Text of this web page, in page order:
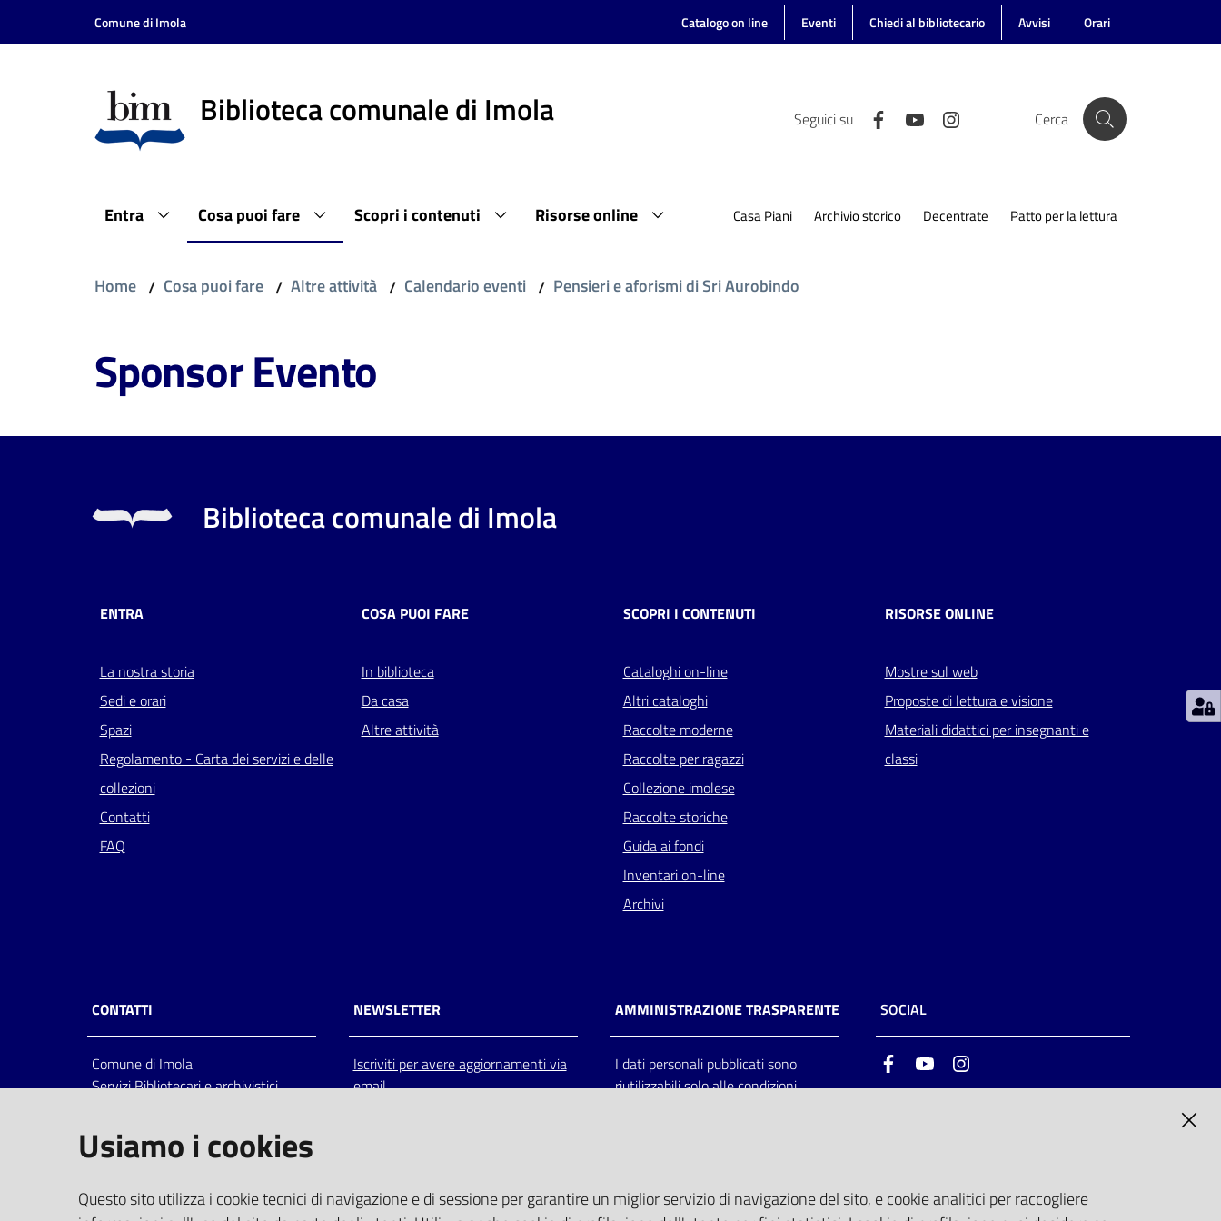
Vai al contenuto
Vai alla navigazione
Comune di Imola Catalogo on line Eventi Chiedi al bibliotecario Avvisi Orari
Biblioteca comunale di Imola Seguici su Cerca
Entra Cosa puoi fare Scopri i contenuti Risorse online Casa Piani Archivio storico Decentrate Patto per la lettura
Home / Cosa puoi fare / Altre attività / Calendario eventi / Pensieri e aforismi di Sri Aurobindo
Sponsor Evento
Biblioteca comunale di Imola
ENTRA
La nostra storia
Sedi e orari
Spazi
Regolamento - Carta dei servizi e delle
collezioni
Contatti
FAQ
COSA PUOI FARE
In biblioteca
Da casa
Altre attività
SCOPRI I CONTENUTI
Cataloghi on-line
Altri cataloghi
Raccolte moderne
Raccolte per ragazzi
Collezione imolese
Raccolte storiche
Guida ai fondi
Inventari on-line
Archivi
RISORSE ONLINE
Mostre sul web
Proposte di lettura e visione
Materiali didattici per insegnanti e
classi
CONTATTI
Comune di Imola
Servizi Bibliotecari e archivistici
Italia
centralino: tel 0542.6026.36 fax
bim@comune.imola.bo.it
PEC
NEWSLETTER
Iscriviti per avere aggiornamenti via
email
AMMINISTRAZIONE TRASPARENTE
I dati personali pubblicati sono
riutilizzabili solo alle condizioni
SOCIAL
FacebookYoutube
Usiamo i cookies
Questo sito utilizza i cookie tecnici di navigazione e di sessione per garantire un miglior servizio di navigazione del sito, e cookie analitici per raccogliere